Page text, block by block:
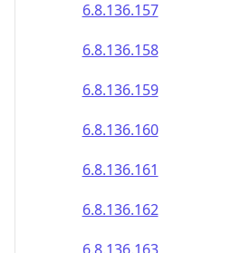
6.8.136.157
6.8.136.158
6.8.136.159
6.8.136.160
6.8.136.161
6.8.136.162